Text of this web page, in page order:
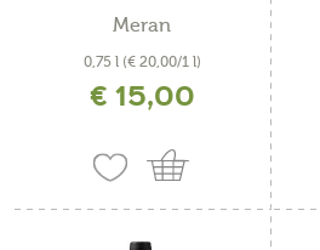
Meran
0,75 l (€ 20,00/1 l)
€ 15,00